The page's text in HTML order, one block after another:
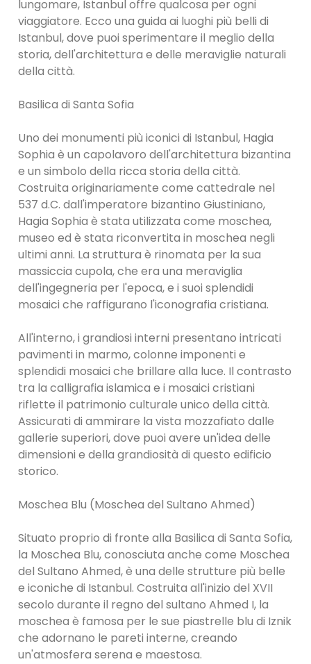
lungomare, Istanbul offre qualcosa per ogni
viaggiatore. Ecco una guida ai luoghi più belli di
Istanbul, dove puoi sperimentare il meglio della
storia, dell'architettura e delle meraviglie naturali
della città.
Basilica di Santa Sofia
Uno dei monumenti più iconici di Istanbul, Hagia
Sophia è un capolavoro dell'architettura bizantina
e un simbolo della ricca storia della città.
Costruita originariamente come cattedrale nel
537 d.C. dall'imperatore bizantino Giustiniano,
Hagia Sophia è stata utilizzata come moschea,
museo ed è stata riconvertita in moschea negli
ultimi anni. La struttura è rinomata per la sua
massiccia cupola, che era una meraviglia
dell'ingegneria per l'epoca, e i suoi splendidi
mosaici che raffigurano l'iconografia cristiana.
All'interno, i grandiosi interni presentano intricati
pavimenti in marmo, colonne imponenti e
splendidi mosaici che brillare alla luce. Il contrasto
tra la calligrafia islamica e i mosaici cristiani
riflette il patrimonio culturale unico della città.
Assicurati di ammirare la vista mozzafiato dalle
gallerie superiori, dove puoi avere un'idea delle
dimensioni e della grandiosità di questo edificio
storico.
Moschea Blu (Moschea del Sultano Ahmed)
Situato proprio di fronte alla Basilica di Santa Sofia,
la Moschea Blu, conosciuta anche come Moschea
del Sultano Ahmed, è una delle strutture più belle
e iconiche di Istanbul. Costruita all'inizio del XVII
secolo durante il regno del sultano Ahmed I, la
moschea è famosa per le sue piastrelle blu di Iznik
che adornano le pareti interne, creando
un'atmosfera serena e maestosa.